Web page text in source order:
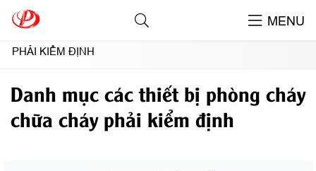
MENU
TIN TỨC NỔI BẬT
PHẢI KIỂM ĐỊNH
Danh mục các thiết bị phòng cháy
chữa cháy phải kiểm định